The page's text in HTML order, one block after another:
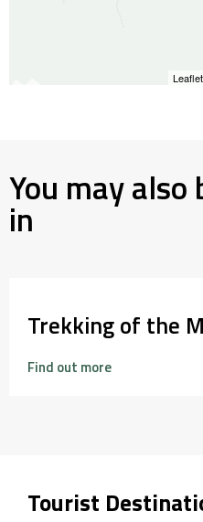
Leaflet
You may
in
Trekking of the
Find out more
Tourist